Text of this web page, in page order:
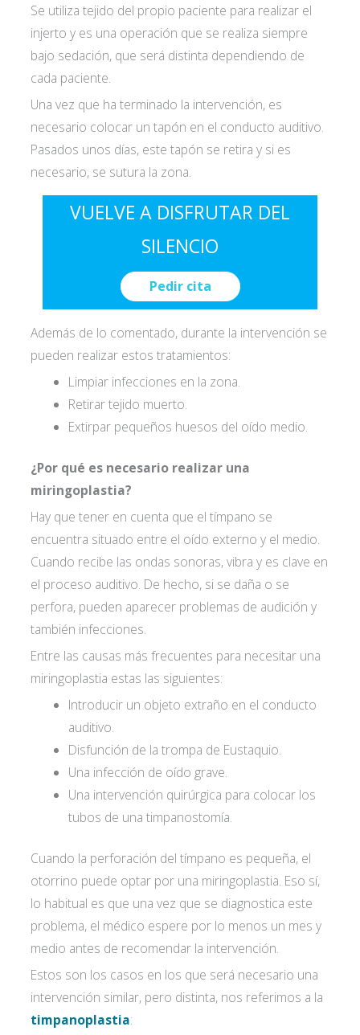
Se utiliza tejido del propio paciente para realizar el
injerto y es una operación que se realiza siempre
bajo sedación, que será distinta dependiendo de
cada paciente.
Una vez que ha terminado la intervención, es
necesario colocar un tapón en el conducto auditivo.
Pasados unos días, este tapón se retira y si es
necesario, se sutura la zona.
VUELVE A DISFRUTAR DEL
SILENCIO
Pedir cita
Acepto las condiciones de política de
privacidad*
Además de lo comentado, durante la intervención se
pueden realizar estos tratamientos:
Limpiar infecciones en la zona.
Retirar tejido muerto.
Extirpar pequeños huesos del oído medio.
¿Por qué es necesario realizar una
miringoplastia?
Hay que tener en cuenta que el tímpano se
encuentra situado entre el oído externo y el medio.
Cuando recibe las ondas sonoras, vibra y es clave en
el proceso auditivo. De hecho, si se daña o se
perfora, pueden aparecer problemas de audición y
también infecciones.
Entre las causas más frecuentes para necesitar una
miringoplastia estas las siguientes:
Introducir un objeto extraño en el conducto
auditivo.
Disfunción de la trompa de Eustaquio.
Una infección de oído grave.
Una intervención quirúrgica para colocar los
tubos de una timpanostomía.
Cuando la perforación del tímpano es pequeña, el
otorrino puede optar por una miringoplastia. Eso sí,
lo habitual es que una vez que se diagnostica este
problema, el médico espere por lo menos un mes y
medio antes de recomendar la intervención.
Estos son los casos en los que será necesario una
intervención similar, pero distinta, nos referimos a la
timpanoplastia: